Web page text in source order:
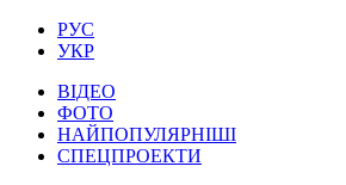
РУС
УКР
ВІДЕО
ФОТО
НАЙПОПУЛЯРНІШІ
СПЕЦПРОЕКТИ